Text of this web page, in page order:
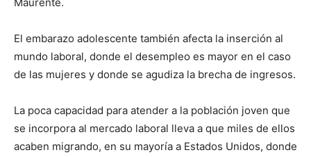
El embarazo adolescente también afecta la inserción al
mundo laboral, donde el desempleo es mayor en el caso
de las mujeres y donde se agudiza la brecha de ingresos.
La poca capacidad para atender a la población joven que
se incorpora al mercado laboral lleva a que miles de ellos
acaben migrando, en su mayoría a Estados Unidos, donde